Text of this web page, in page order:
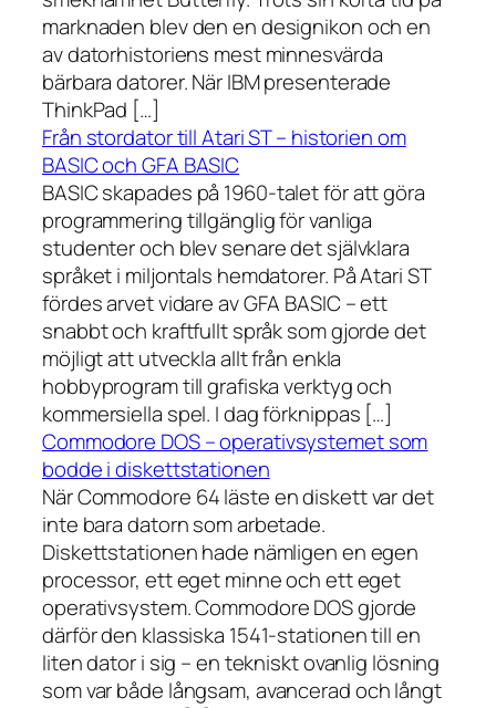
marknaden blev den en designikon och en
av datorhistoriens mest minnesvärda
bärbara datorer. När IBM presenterade
ThinkPad […]
Från stordator till Atari ST – historien om
BASIC och GFA BASIC
BASIC skapades på 1960-talet för att göra
programmering tillgänglig för vanliga
studenter och blev senare det självklara
språket i miljontals hemdatorer. På Atari ST
fördes arvet vidare av GFA BASIC – ett
snabbt och kraftfullt språk som gjorde det
möjligt att utveckla allt från enkla
hobbyprogram till grafiska verktyg och
kommersiella spel. I dag förknippas […]
Commodore DOS – operativsystemet som
bodde i diskettstationen
När Commodore 64 läste en diskett var det
inte bara datorn som arbetade.
Diskettstationen hade nämligen en egen
processor, ett eget minne och ett eget
operativsystem. Commodore DOS gjorde
därför den klassiska 1541-stationen till en
liten dator i sig – en tekniskt ovanlig lösning
som var både långsam, avancerad och långt